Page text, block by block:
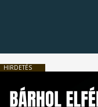
HIRDETÉS